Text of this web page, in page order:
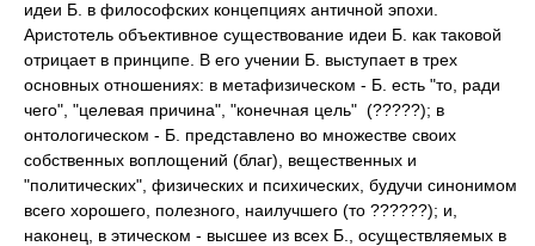
идеи Б. в философских концепциях античной эпохи.
Аристотель объективное существование идеи Б. как таковой
отрицает в принципе. В его учении Б. выступает в трех
основных отношениях: в метафизическом - Б. есть "то, ради
чего", "целевая причина", "конечная цель" (?????); в
онтологическом - Б. представлено во множестве своих
собственных воплощений (благ), вещественных и
"политических", физических и психических, будучи синонимом
всего хорошего, полезного, наилучшего (то ??????); и,
наконец, в этическом - высшее из всех Б., осуществляемых в